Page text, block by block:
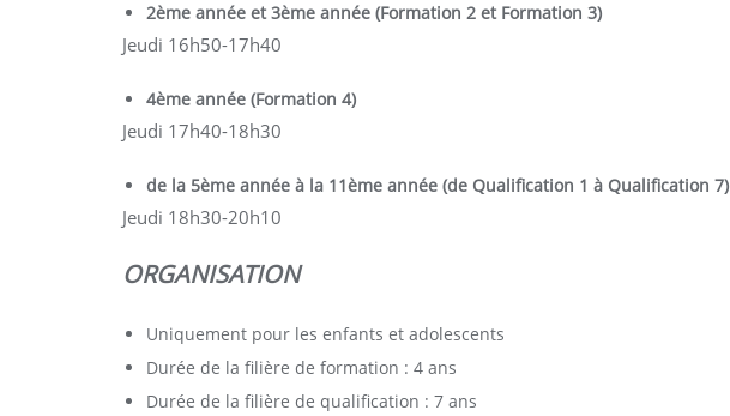
2ème année et 3ème année (Formation 2 et Formation 3)
Jeudi 16h50-17h40
4ème année (Formation 4)
Jeudi 17h40-18h30
de la 5ème année à la 11ème année (de Qualification 1 à Qualification 7)
Jeudi 18h30-20h10
ORGANISATION
Uniquement pour les enfants et adolescents
Durée de la filière de formation : 4 ans
Durée de la filière de qualification : 7 ans